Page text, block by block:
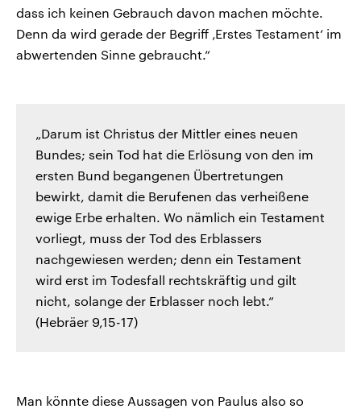
dass ich keinen Gebrauch davon machen möchte.
Denn da wird gerade der Begriff ‚Erstes Testament‘ im
abwertenden Sinne gebraucht.“
„Darum ist Christus der Mittler eines neuen
Bundes; sein Tod hat die Erlösung von den im
ersten Bund begangenen Übertretungen
bewirkt, damit die Berufenen das verheißene
ewige Erbe erhalten. Wo nämlich ein Testament
vorliegt, muss der Tod des Erblassers
nachgewiesen werden; denn ein Testament
wird erst im Todesfall rechtskräftig und gilt
nicht, solange der Erblasser noch lebt.“
(Hebräer 9,15-17)
Man könnte diese Aussagen von Paulus also so